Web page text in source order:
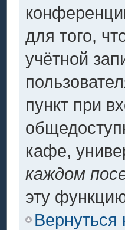
для того,
учётной
пункт при
кафе,
каждом
эту
Вернуться